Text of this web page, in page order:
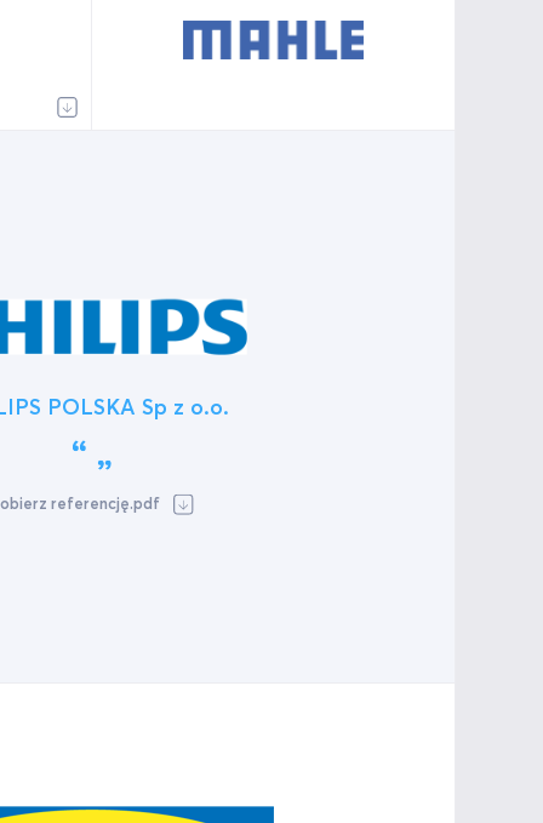
POLSKA Sp z o.o.
referencję.pdf